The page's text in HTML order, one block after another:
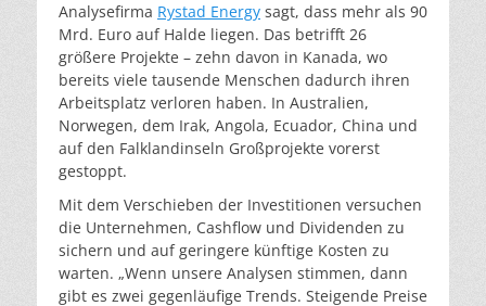
Analysefirma Rystad Energy sagt, dass mehr als 90
Mrd. Euro auf Halde liegen. Das betrifft 26
größere Projekte – zehn davon in Kanada, wo
bereits viele tausende Menschen dadurch ihren
Arbeitsplatz verloren haben. In Australien,
Norwegen, dem Irak, Angola, Ecuador, China und
auf den Falklandinseln Großprojekte vorerst
gestoppt.
Mit dem Verschieben der Investitionen versuchen
die Unternehmen, Cashflow und Dividenden zu
sichern und auf geringere künftige Kosten zu
warten. „Wenn unsere Analysen stimmen, dann
gibt es zwei gegenläufige Trends. Steigende Preise